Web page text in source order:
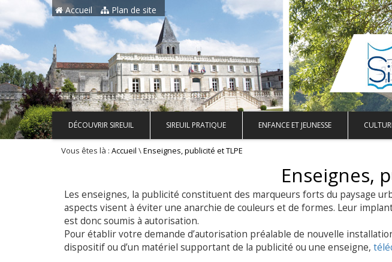
Aller au contenu principal
Accueil Plan de site
DÉCOUVRIR SIREUIL SIREUIL PRATIQUE ENFANCE ET JEUNESSE
Vous êtes là : Accueil \Enseignes, publicité et TLPE
Enseignes,
Les enseignes, la publicité constituent des marqueurs forts du paysage
aspects visent à éviter une anarchie de couleurs et de formes. Leur
est donc soumis à autorisation.
Pour établir votre demande d’autorisation préalable de nouvelle
dispositif ou d’un matériel supportant de la publicité ou une enseigne,